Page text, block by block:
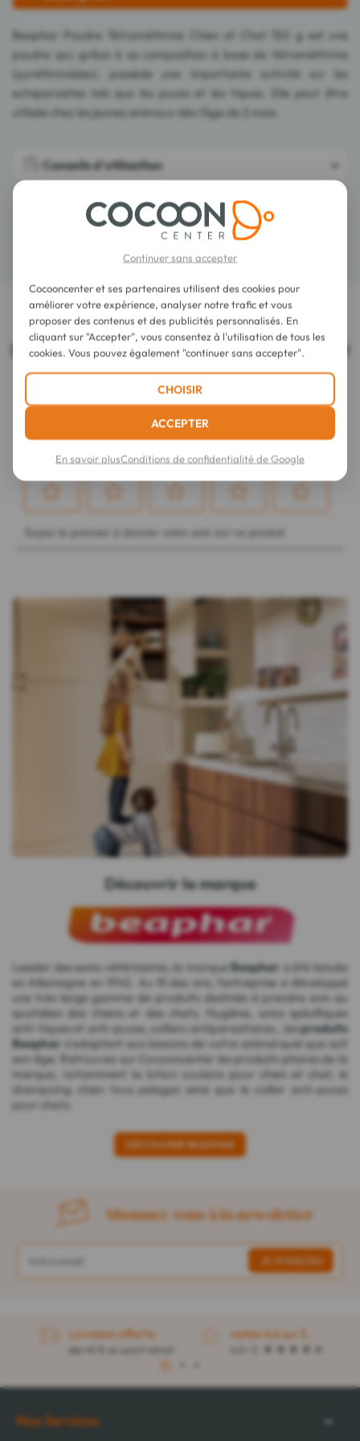
Beaphar Poudre Tétraméthrine Chien et Chat 150 g est une
poudre qui, grâce à sa composition à base de tétraméthrine
(pyréthrinoïdes), possède une importante activité sur les
ectoparasites tels que les puces et les tiques. Elle peut être
utilisée chez les jeunes animaux dès l'âge de 2 mois.
Conseils d'utilisation
Composition
LES DERNIERS AVIS SUR CET ARTICLE
Beaphar Poudre Tétraméthrine Chien et Chat
150 g
Découvrir la marque
Leader des soins vétérinaires, la marqueBeaphar a été lancée
en Allemagne en 1942. Au fil des ans, l'entreprise a développé
une très large gamme de produits destinés à prendre soin au
quotidien des chiens et des chats. Hygiène, soins spécifiques
anti-tiques et anti-puces, colliers antiparasitaires...lesproduits
Beaphar
s'adaptent aux besoins de votre animal quel que soit
son âge. Retrouvez sur Cocooncenter les produits phares de la
marque, notamment la
lotion oculaire pour chien et chat, le
shampoing chien tous pelages ainsi que le
collier anti-puces
pour chats
DÉCOUVRIR BEAPHAR
Abonnez-vous à la newsletter
Livraison offerte
dès 49 € en point retrait
notée 4,6 sur 5
Nos Services
Continuer sans accepter
Cocooncenter et ses partenaires utilisent des cookies pour
améliorer votre expérience, analyser notre trafic et vous
proposer des contenus et des publicités personnalisés. En
cliquant sur "Accepter", vous consentez à l'utilisation de tous les
cookies. Vous pouvez également "continuer sans accepter".
CHOISIR
ACCEPTER
En savoir plusConditions de confidentialité de Google